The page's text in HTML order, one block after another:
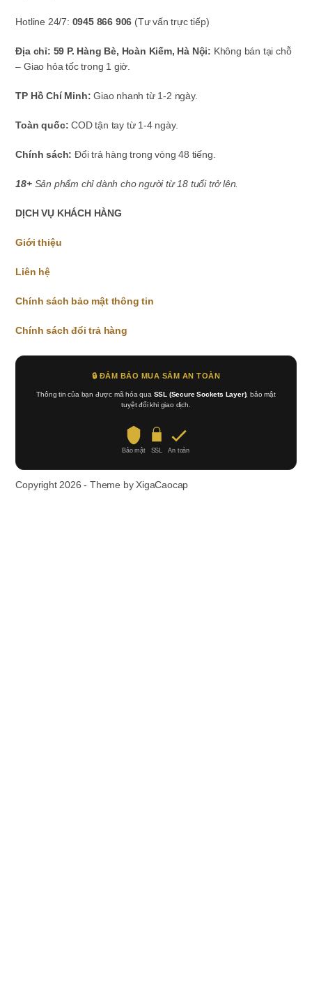
Hotline 24/7: 0945 866 906 (Tư vấn trực tiếp)
Địa chỉ: 59 P. Hàng Bè, Hoàn Kiếm, Hà Nội: Không bán tại chỗ
– Giao hỏa tốc trong 1 giờ.
TP Hồ Chí Minh: Giao nhanh từ 1-2 ngày.
Toàn quốc: COD tận tay từ 1-4 ngày.
Chính sách: Đổi trả hàng trong vòng 48 tiếng.
18+ Sản phẩm chỉ dành cho người từ 18 tuổi trở lên.
DỊCH VỤ KHÁCH HÀNG
Giới thiệu
Liên hệ
Chính sách bảo mật thông tin
Chính sách đổi trả hàng
🔒 ĐẢM BẢO MUA SẮM AN TOÀN
Thông tin của bạn được mã hóa qua SSL (Secure Sockets Layer), bảo mật
tuyệt đối khi giao dịch.
Bảo mật SSL An toàn
Copyright 2026 - Theme by XigaCaocap